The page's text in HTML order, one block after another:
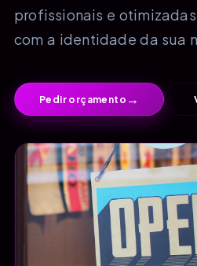
profissionais e
com a identidade da sua
Pedir orçamento →